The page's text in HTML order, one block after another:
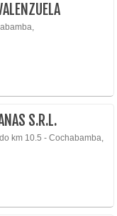
S.R.L.
km 10.5 - Cochabamba,